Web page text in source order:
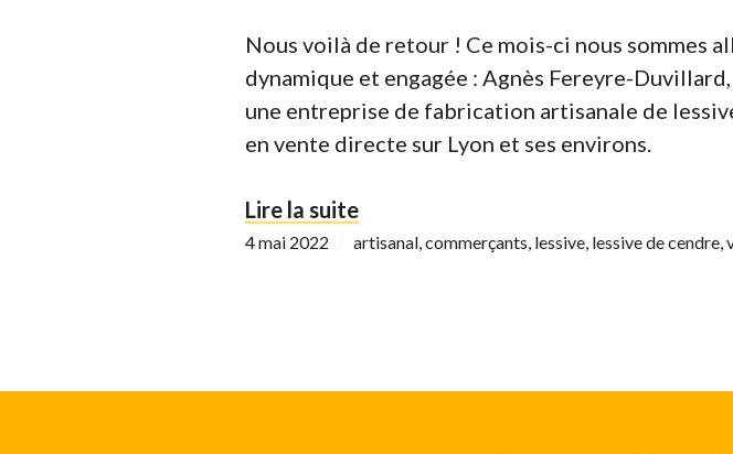
Nous voilà de retour ! Ce mois-ci nous sommes
dynamique et engagée : Agnès Fereyre-
une entreprise de fabrication artisanale de
en vente directe sur Lyon et ses environs.
Lire la suite« De Cendre et d’eau fraîche : une
4 mai 2022 artisanal commerçants lessive lessive de cendre